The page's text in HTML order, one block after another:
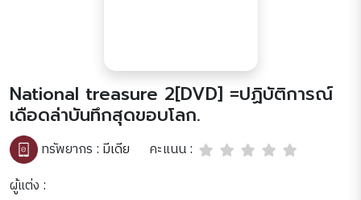
National treasure 2[DVD] =ปฏิบัติการณ์
เดือดล่าบันทึกสุดขอบโลก.
ทรัพยากร : มีเดีย
คะแนน :
ผู้แต่ง :